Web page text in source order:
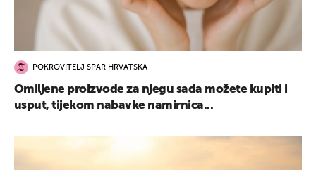
POKROVITELJ SPAR HRVATSKA
Omiljene proizvode za njegu sada možete kupiti i
usput, tijekom nabavke namirnica...